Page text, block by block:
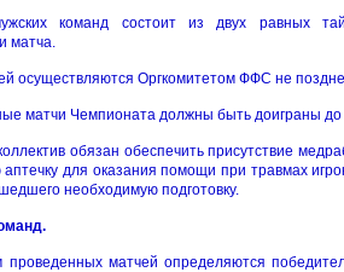
команд состоит из двух равных
матча.
осуществляются Оргкомитетом ФФС не
матчи Чемпионата должны быть доиграны
обязан обеспечить присутствие
для оказания помощи при травмах
необходимую подготовку.
проведенных матчей определяются